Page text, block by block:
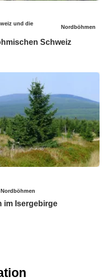
und die
Nordböhmen
Schweiz
Nordböhmen
im Isergebirge